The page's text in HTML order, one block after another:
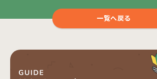
一覧へ戻る